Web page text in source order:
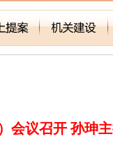
会议召开 孙珅